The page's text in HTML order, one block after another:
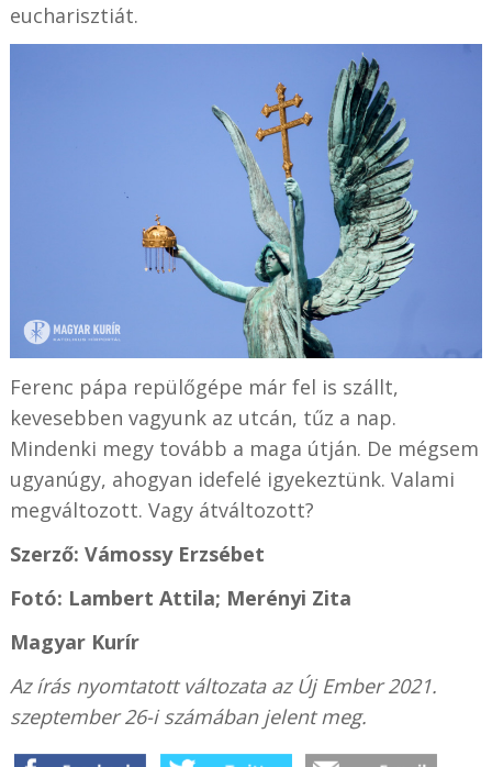
eucharisztiát.
Ferenc pápa repülőgépe már fel is szállt,
kevesebben vagyunk az utcán, tűz a nap.
Mindenki megy tovább a maga útján. De mégsem
ugyanúgy, ahogyan idefelé igyekeztünk. Valami
megváltozott. Vagy átváltozott?
Szerző: Vámossy Erzsébet
Fotó: Lambert Attila; Merényi Zita
Magyar Kurír
Az írás nyomtatott változata az Új Ember 2021.
szeptember 26-i számában jelent meg.